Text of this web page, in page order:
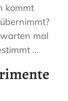
kommt
mal
…